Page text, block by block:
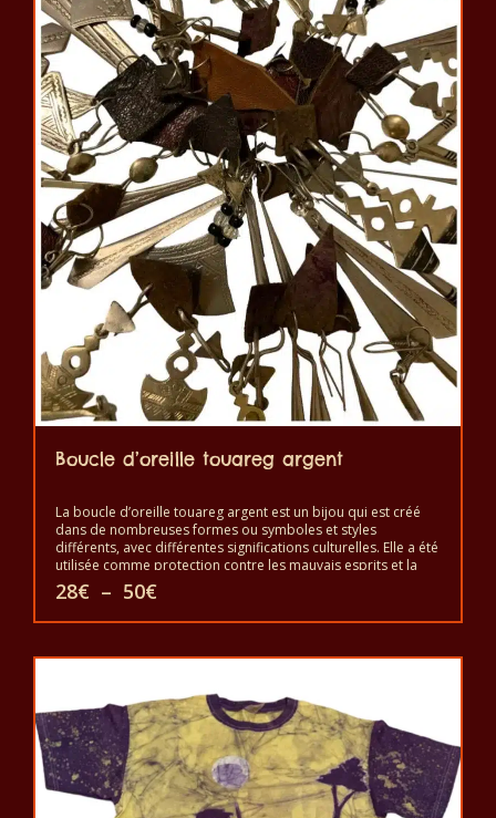
Boucle d’oreille touareg argent
La boucle d’oreille touareg argent est un bijou qui est créé
dans de nombreuses formes ou symboles et styles
différents, avec différentes significations culturelles. Elle a été
utilisée comme protection contre les mauvais esprits et la
malchance ou pour une bonne santé, le bonheur et la
prospérité. Elle est un symbole d’indépendance et de liberté
et un signe de bon statut, mais aussi comme protection
pour montrer la beauté et le pouvoir.
28€ – 50€Plage
prix :
28€
50€
a
plusieurs
variations.